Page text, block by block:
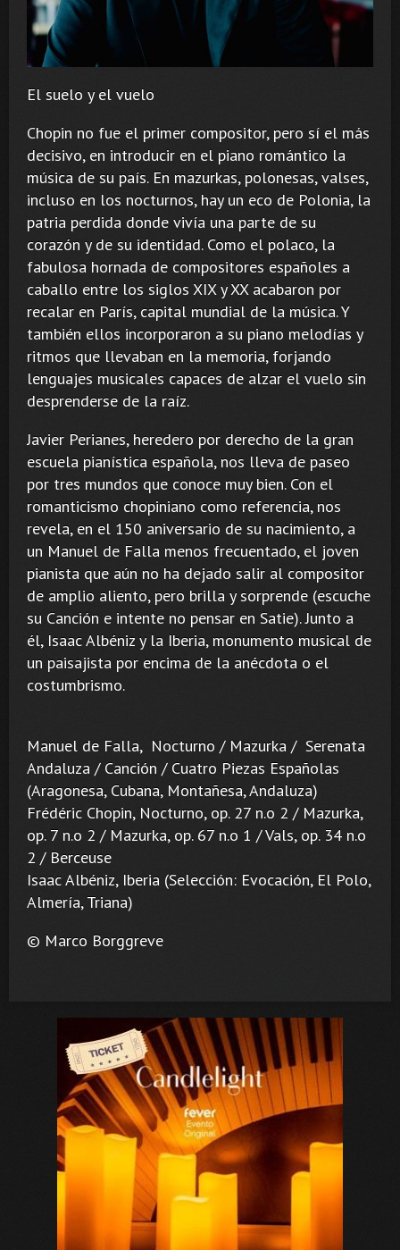
El suelo y el vuelo
Chopin no fue el primer compositor, pero sí el más
decisivo, en introducir en el piano romántico la
música de su país. En mazurkas, polonesas, valses,
incluso en los nocturnos, hay un eco de Polonia, la
patria perdida donde vivía una parte de su
corazón y de su identidad. Como el polaco, la
fabulosa hornada de compositores españoles a
caballo entre los siglos XIX y XX acabaron por
recalar en París, capital mundial de la música. Y
también ellos incorporaron a su piano melodías y
ritmos que llevaban en la memoria, forjando
lenguajes musicales capaces de alzar el vuelo sin
desprenderse de la raíz.
Javier Perianes, heredero por derecho de la gran
escuela pianística española, nos lleva de paseo
por tres mundos que conoce muy bien. Con el
romanticismo chopiniano como referencia, nos
revela, en el 150 aniversario de su nacimiento, a
un Manuel de Falla menos frecuentado, el joven
pianista que aún no ha dejado salir al compositor
de amplio aliento, pero brilla y sorprende (escuche
su Canción e intente no pensar en Satie). Junto a
él, Isaac Albéniz y la Iberia, monumento musical de
un paisajista por encima de la anécdota o el
costumbrismo.
Manuel de Falla, Nocturno / Mazurka / Serenata
Andaluza / Canción / Cuatro Piezas Españolas
(Aragonesa, Cubana, Montañesa, Andaluza)
Frédéric Chopin, Nocturno, op. 27 n.o 2 / Mazurka,
op. 7 n.o 2 / Mazurka, op. 67 n.o 1 / Vals, op. 34 n.o
2 / Berceuse
Isaac Albéniz, Iberia (Selección: Evocación, El Polo,
Almería, Triana)
© Marco Borggreve